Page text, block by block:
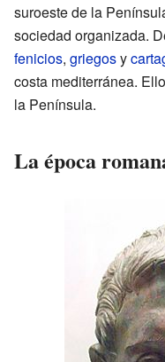
suroeste de la
sociedad organizada.
fenicios, griegosy
costa mediterránea.
la Península.
La época